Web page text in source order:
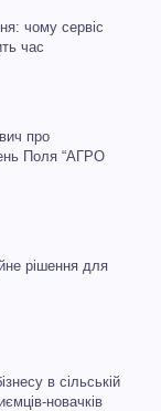
чому сервіс
час
про
Поля “АГРО
рішення для
в сільській
новачків